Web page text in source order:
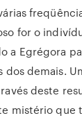
for o
a Egrégora
dos demais.
deste
mistério que